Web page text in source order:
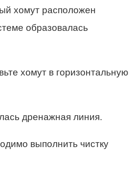
хомут расположен
образовалась
хомут в горизонтальную
дренажная линия.
выполнить чистку